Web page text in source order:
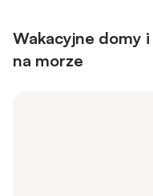
Wakacyjne domy
na morze